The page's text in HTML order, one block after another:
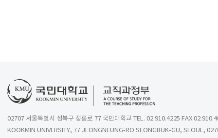
02707 서울특별시 성북구 정릉로 77 국민대학교 TEL. 02.910.4225
KOOKMIN UNIVERSITY, 77 JEONGNEUNG-RO SEONGBUK-GU, SEOUL,